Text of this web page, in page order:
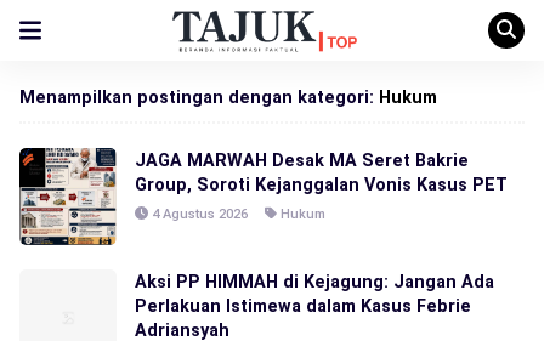
Menampilkan postingan dengan kategori: Hukum
JAGA MARWAH Desak MA Seret Bakrie
Group, Soroti Kejanggalan Vonis Kasus PET
4 Agustus 2026 Hukum
Aksi PP HIMMAH di Kejagung: Jangan Ada
Perlakuan Istimewa dalam Kasus Febrie
Adriansyah